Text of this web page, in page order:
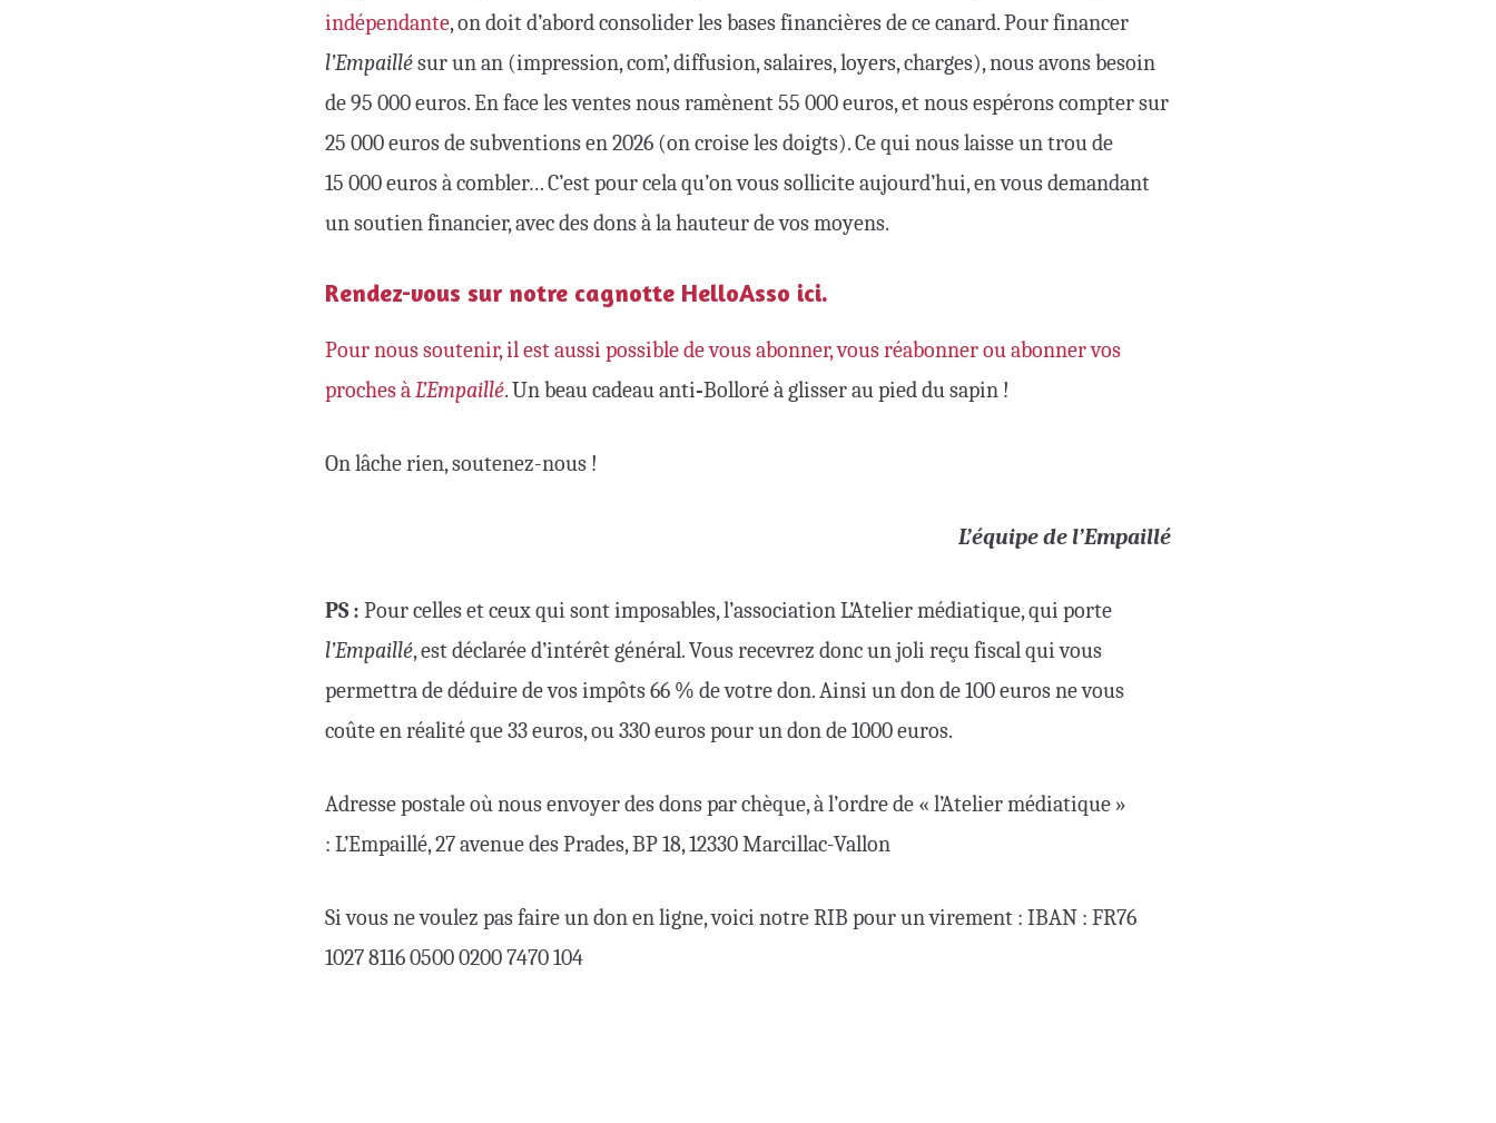
indépendante, on doit d’abord consolider les bases financières de ce canard. Pour financer
l’Empaillésur un an (impression, com’, diffusion, salaires, loyers, charges), nous avons besoin
de 95 000 euros. En face les ventes nous ramènent 55 000 euros, et nous espérons compter sur
25 000 euros de subventions en 2026 (on croise les doigts). Ce qui nous laisse un trou de
15 000 euros à combler… C’est pour cela qu’on vous sollicite aujourd’hui, en vous demandant
un soutien financier, avec des dons à la hauteur de vos moyens.
Rendez-vous sur notre cagnotte HelloAsso ici.
Pour nous soutenir, il est aussi possible de vous abonner, vous réabonner ou abonner vos
proches àL’Empaillé. Un beau cadeau anti‑Bolloré à glisser au pied du sapin !
On lâche rien, soutenez-nous !
L’équipe de l’Empaillé
PS : Pour celles et ceux qui sont imposables, l’association L’Atelier médiatique, qui porte
l’Empaillé, est déclarée d’intérêt général. Vous recevrez donc un joli reçu fiscal qui vous
permettra de déduire de vos impôts 66 % de votre don. Ainsi un don de 100 euros ne vous
coûte en réalité que 33 euros, ou 330 euros pour un don de 1000 euros.
Adresse postale où nous envoyer des dons par chèque, à l’ordre de « l’Atelier médiatique »
: L’Empaillé, 27 avenue des Prades, BP 18, 12330 Marcillac-Vallon
Si vous ne voulez pas faire un don en ligne, voici notre RIB pour un virement : IBAN : FR76
1027 8116 0500 0200 7470 104